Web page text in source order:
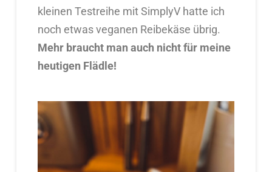
kleinen Testreihe mit SimplyV hatte ich
noch etwas veganen Reibekäse übrig.
Mehr braucht man auch nicht für meine
heutigen Flädle!